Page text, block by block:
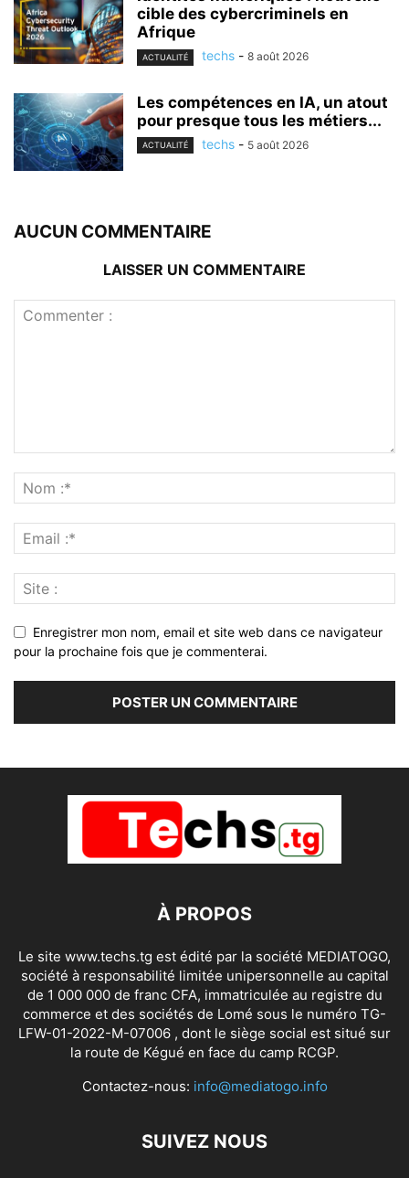
cible des cybercriminels en
Afrique
ACTUALITÉ techs - 8 août 2026
Les compétences en IA, un atout
pour presque tous les métiers...
ACTUALITÉ techs - 5 août 2026
AUCUN COMMENTAIRE
LAISSER UN COMMENTAIRE
Enregistrer mon nom, email et site web dans ce navigateur
pour la prochaine fois que je commenterai.
À PROPOS
Le site www.techs.tg est édité par la société MEDIATOGO,
société à responsabilité limitée unipersonnelle au capital
de 1 000 000 de franc CFA, immatriculée au registre du
commerce et des sociétés de Lomé sous le numéro TG-
LFW-01-2022-M-07006 , dont le siège social est situé sur
la route de Kégué en face du camp RCGP.
Contactez-nous: info@mediatogo.info
SUIVEZ NOUS